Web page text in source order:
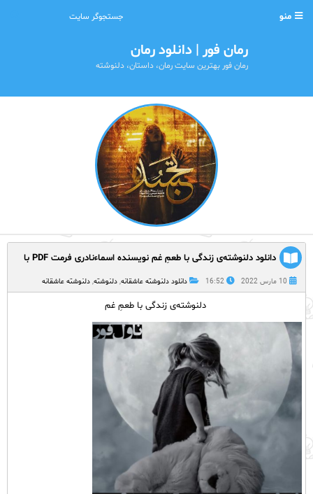
منو
رمان فور | دانلود رمان
رمان فور بهترین سایت رمان، داستان، دلنوشته
دانلود دلنوشته‌ی زندگی با طعمِ غم نویسنده اسماءنادری فرمت PDF با
10 مارس 2022 16:52 دانلود دلنوشته عاشقانه, دلنوشته, دلنوشته عاشقانه
دلنوشته‌ی زندگی با طعمِ غم